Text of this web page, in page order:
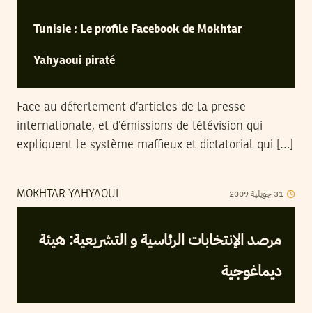
Tunisie : Le profile Facebook de Mokhtar
Yahyaoui piraté
Face au déferlement d’articles de la presse
internationale, et d’émissions de télévision qui
expliquent le système maffieux et dictatorial qui […]
MOKHTAR YAHYAOUI 31 جويلية2009
مرصد الإنتخابات الرئاسية و التشريعية: هيئة
ديماغوجية